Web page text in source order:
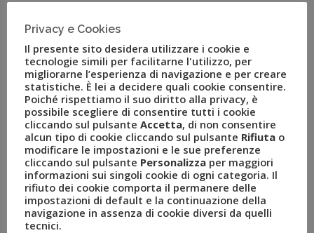
Terminato con successo il piano di recruiting
programmato per i primi mesi dell’anno il […]
RECENT POSTS
Privacy e Cookies
Il presente sito desidera utilizzare i cookie e
tecnologie simili per facilitarne l'utilizzo, per
migliorarne l’esperienza di navigazione e per creare
statistiche. È lei a decidere quali cookie consentire.
Poiché rispettiamo il suo diritto alla privacy, è
possibile scegliere di consentire tutti i cookie
cliccando sul pulsante Accetta, di non consentire
alcun tipo di cookie cliccando sul pulsante Rifiuta o
modificare le impostazioni e le sue preferenze
cliccando sul pulsante Personalizza per maggiori
informazioni sui singoli cookie di ogni categoria. Il
rifiuto dei cookie comporta il permanere delle
impostazioni di default e la continuazione della
navigazione in assenza di cookie diversi da quelli
tecnici.